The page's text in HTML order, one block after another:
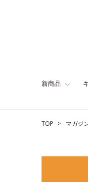
新商品
TOP マガジ